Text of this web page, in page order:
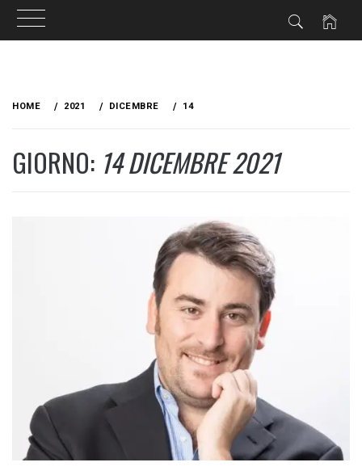
HOME 2021 DICEMBRE 14
GIORNO: 14 DICEMBRE 2021